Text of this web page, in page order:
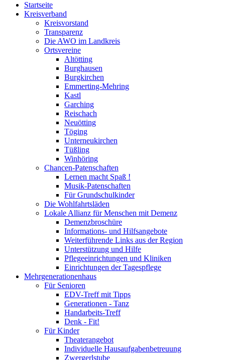
Startseite
Kreisverband
Kreisvorstand
Transparenz
Die AWO im Landkreis
Ortsvereine
Altötting
Burghausen
Burgkirchen
Emmerting-Mehring
Kastl
Garching
Reischach
Neuötting
Töging
Unterneukirchen
Tüßling
Winhöring
Chancen-Patenschaften
Lernen macht Spaß !
Musik-Patenschaften
Für Grundschulkinder
Die Wohlfahrtsläden
Lokale Allianz für Menschen mit Demenz
Demenzbroschüre
Informations- und Hilfsangebote
Weiterführende Links aus der Region
Unterstützung und Hilfe
Pflegeeinrichtungen und Kliniken
Einrichtungen der Tagespflege
Mehrgenerationenhaus
Für Senioren
EDV-Treff mit Tipps
Generationen - Tanz
Handarbeits-Treff
Denk - Fit!
Für Kinder
Theaterangebot
Individuelle Hausaufgabenbetreuung
Zwergerlstube